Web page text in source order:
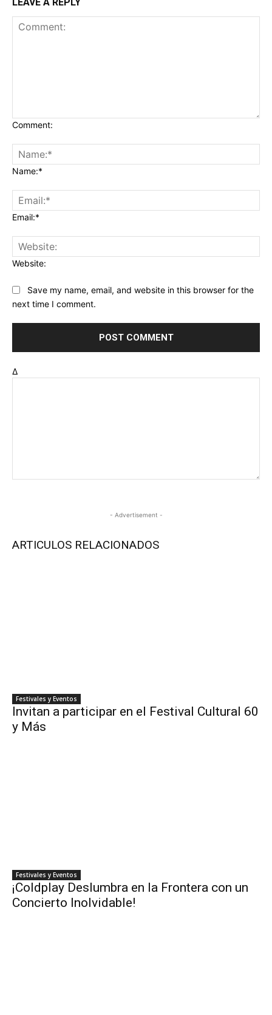
LEAVE A REPLY
Comment:
Name:*
Email:*
Website:
Save my name, email, and website in this browser for the
next time I comment.
Δ
- Advertisement -
ARTICULOS RELACIONADOS
Festivales y Eventos
Invitan a participar en el Festival Cultural 60
y Más
Festivales y Eventos
¡Coldplay Deslumbra en la Frontera con un
Concierto Inolvidable!